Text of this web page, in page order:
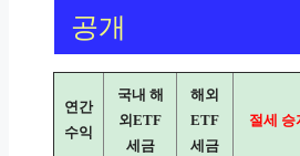
공개
연간
수익
국내 해
외ETF
세금
해외
ETF
세금
절세 승